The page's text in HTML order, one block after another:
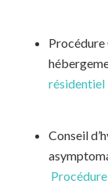
Procédure
résidentiel
Conseil